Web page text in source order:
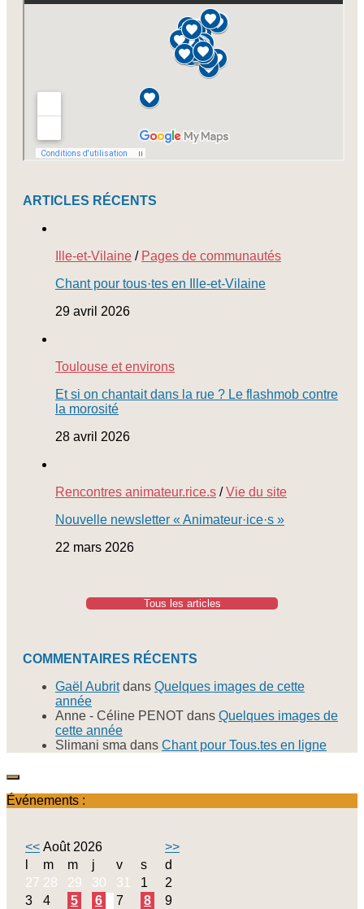
ARTICLES RÉCENTS
Ille-et-Vilaine / Pages de communautés
Chant pour tous·tes en Ille-et-Vilaine
29 avril 2026
Toulouse et environs
Et si on chantait dans la rue ? Le flashmob contre
la morosité
28 avril 2026
Rencontres animateur.rice.s /Vie du site
Nouvelle newsletter « Animateur·ice·s »
22 mars 2026
Tous les articles
COMMENTAIRES RÉCENTS
Gaël Aubritdans Quelques images de cette
année
Anne - Céline PENOT dans Quelques images de
cette année
Slimani sma dans Chant pour Tous.tes en ligne
Événements :
<< Août 2026
>>
m m j v s
d
27 28 29 30 31 1
2
3
4 5 6 7 8
9